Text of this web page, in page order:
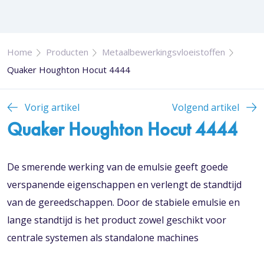
Home Producten
Metaalbewerkingsvloeistoffen
Quaker Houghton Hocut 4444
Vorig artikel Volgend artikel
Quaker Houghton Hocut 4444
De smerende werking van de emulsie geeft goede
verspanende eigenschappen en verlengt de standtijd
van de gereedschappen. Door de stabiele emulsie en
lange standtijd is het product zowel geschikt voor
centrale systemen als standalone machines